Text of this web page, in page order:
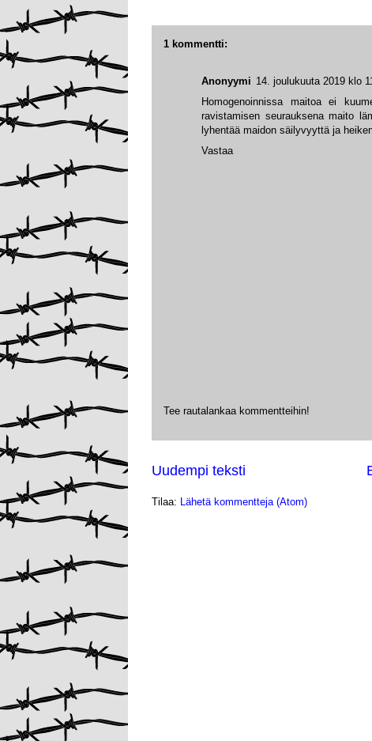
1 kommentti:
Anonyymi 14. joulukuuta 2019 klo
Homogenoinnissa maitoa ei
ravistamisen seurauksena maito
lyhentää maidon säilyvyyttä ja
Vastaa
Tee rautalankaa kommentteihin!
Uudempi teksti
Tilaa: Lähetä kommentteja (Atom)